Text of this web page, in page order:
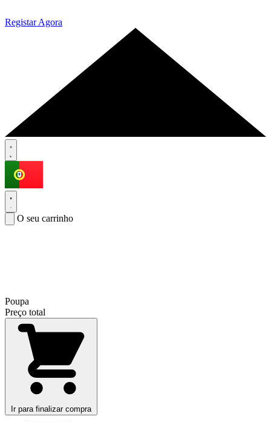
Registar Agora
O seu carrinho
Poupa
Preço total
Ir para finalizar compra